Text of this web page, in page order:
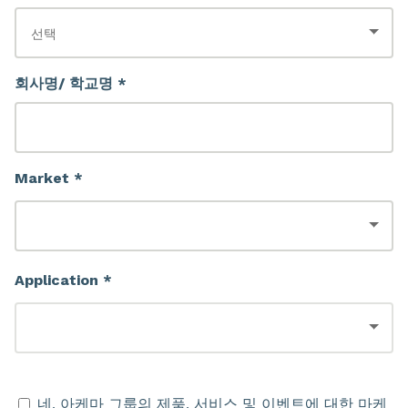
회사명/ 학교명 *
Market *
Application *
네, 아케마 그룹의 제품, 서비스 및 이벤트에 대한 마케